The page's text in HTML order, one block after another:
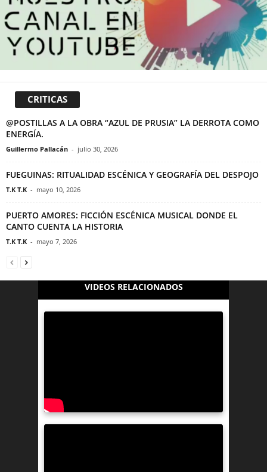
CRITICAS
@POSTILLAS A LA OBRA “AZUL DE PRUSIA” LA DERROTA COMO
ENERGÍA.
Guillermo Pallacán - julio 30, 2026
FUEGUINAS: RITUALIDAD ESCÉNICA Y GEOGRAFÍA DEL DESPOJO
T.K T.K - mayo 10, 2026
PUERTO AMORES: FICCIÓN ESCÉNICA MUSICAL DONDE EL
CANTO CUENTA LA HISTORIA
T.K T.K - mayo 7, 2026
VIDEOS RELACIONADOS